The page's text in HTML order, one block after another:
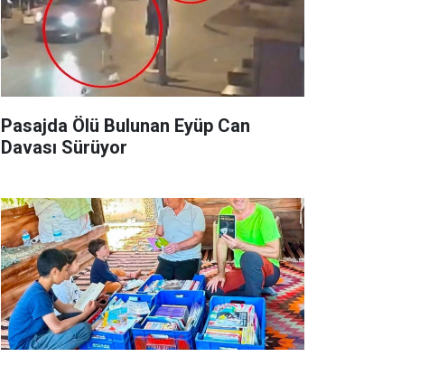
Pasajda Ölü Bulunan Eyüp Can
Davası Sürüyor